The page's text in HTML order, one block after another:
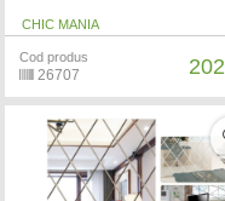
CHIC MANIA
Cod produs
26707 202